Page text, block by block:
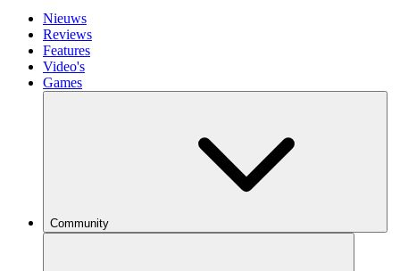
Nieuws
Reviews
Features
Video's
Games
Community